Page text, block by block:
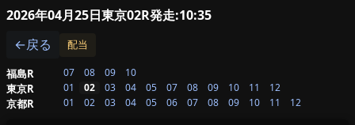
2026年04月25日東京02R発走:10:35
←戻る
配当
福島R 07 08 09 10
東京R 01 02 03 04 05 07 08 09 10 11 12
京都R 01 02 03 04 05 06 07 08 09 10 11 12